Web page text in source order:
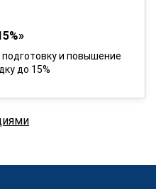
и повышение
до 15%